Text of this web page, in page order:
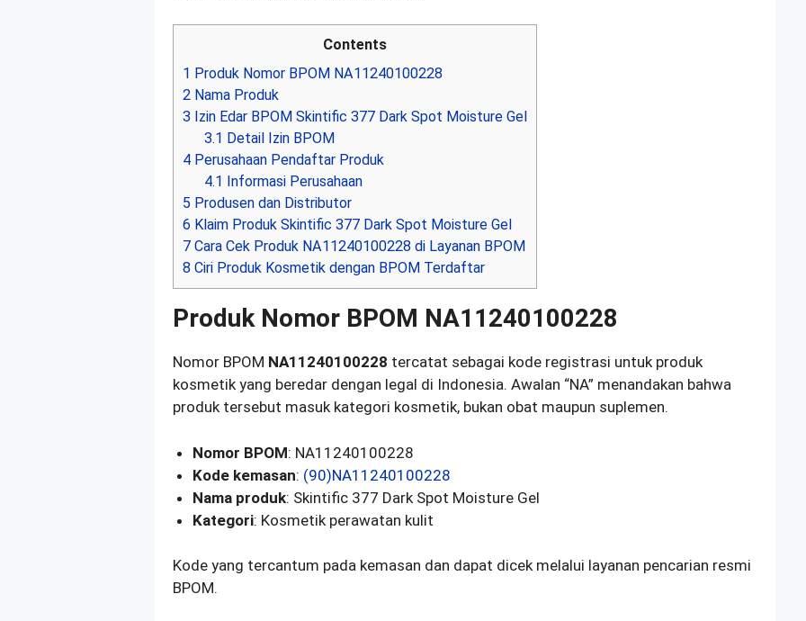
Contents
1 Produk Nomor BPOM NA11240100228
2 Nama Produk
3 Izin Edar BPOM Skintific 377 Dark Spot Moisture Gel
3.1 Detail Izin BPOM
4 Perusahaan Pendaftar Produk
4.1
Informasi Perusahaan
5 Produsen dan Distributor
6 Klaim Produk Skintific 377 Dark Spot Moisture Gel
7 Cara Cek Produk NA11240100228 di Layanan BPOM
8 Ciri Produk Kosmetik dengan BPOM Terdaftar
Produk Nomor BPOM NA11240100228
Nomor BPOM NA11240100228 tercatat sebagai kode registrasi untuk produk
kosmetik yang beredar dengan legal di Indonesia. Awalan “NA” menandakan bahwa
produk tersebut masuk kategori kosmetik, bukan obat maupun suplemen.
Nomor BPOM: NA11240100228
Kode kemasan: (90)NA11240100228
Nama produk: Skintific 377 Dark Spot Moisture Gel
Kategori: Kosmetik perawatan kulit
Kode yang tercantum pada kemasan dan dapat dicek melalui layanan pencarian resmi
BPOM.